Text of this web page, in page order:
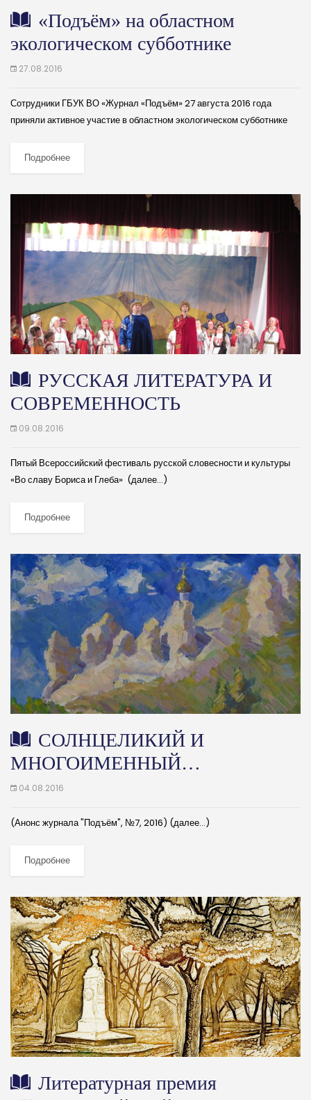
«Подъём» на областном
экологическом субботнике
27.08.2016
Сотрудники ГБУК ВО «Журнал «Подъём» 27 августа 2016 года
приняли активное участие в областном экологическом субботнике
Подробнее
РУССКАЯ ЛИТЕРАТУРА И
СОВРЕМЕННОСТЬ
09.08.2016
Пятый Всероссийский фестиваль русской словесности и культуры
«Во славу Бориса и Глеба» (далее…)
Подробнее
СОЛНЦЕЛИКИЙ И
МНОГОИМЕННЫЙ…
04.08.2016
(Анонс журнала "Подъём", №7, 2016) (далее…)
Подробнее
Литературная премия